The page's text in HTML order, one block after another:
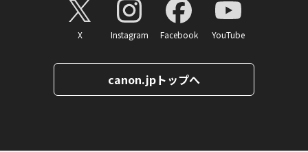
X Instagram Facebook YouTube
canon.jpトップへ